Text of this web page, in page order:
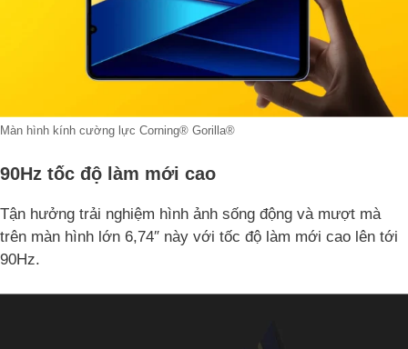
Màn hình kính cường lực Corning® Gorilla®
90Hz tốc độ làm mới cao
Tận hưởng trải nghiệm hình ảnh sống động và mượt mà
trên màn hình lớn 6,74″ này với tốc độ làm mới cao lên tới
90Hz.